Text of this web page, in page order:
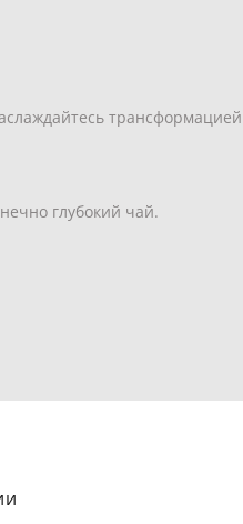
трансформацией
глубокий чай.